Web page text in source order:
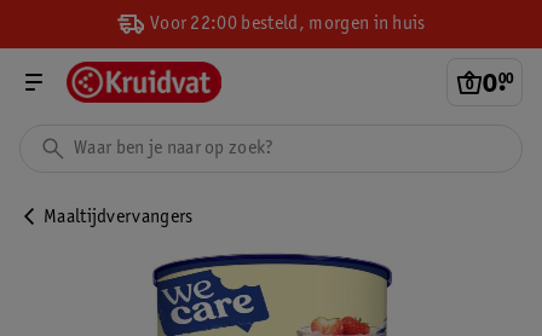
Voor 22:00 besteld, morgen in huis
0.
00
Maaltijdvervangers